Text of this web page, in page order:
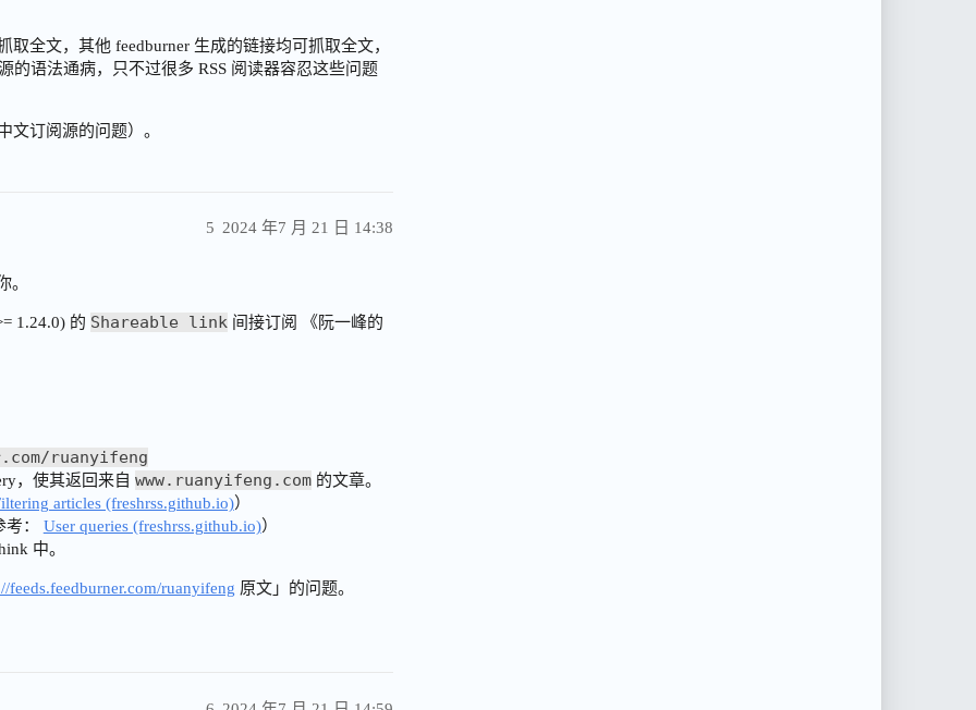
全文，其他 feedburner 生成的链接均可抓取全文，
的语法通病，只不过很多 RSS 阅读器容忍这些问题
文订阅源的问题）。
2024 年7 月 21 日 14:38
5
。
1.24.0) 的 Shareable link 间接订阅 《阮一峰的
ruanyifeng
，使其返回来自 www.ruanyifeng.com的文章。
articles (freshrss.github.io)）
： User queries (freshrss.github.io)）
中。
feeds.feedburner.com/ruanyifeng 原文」的问题。